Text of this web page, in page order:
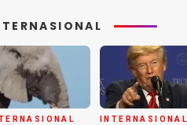
INTERNASIONAL